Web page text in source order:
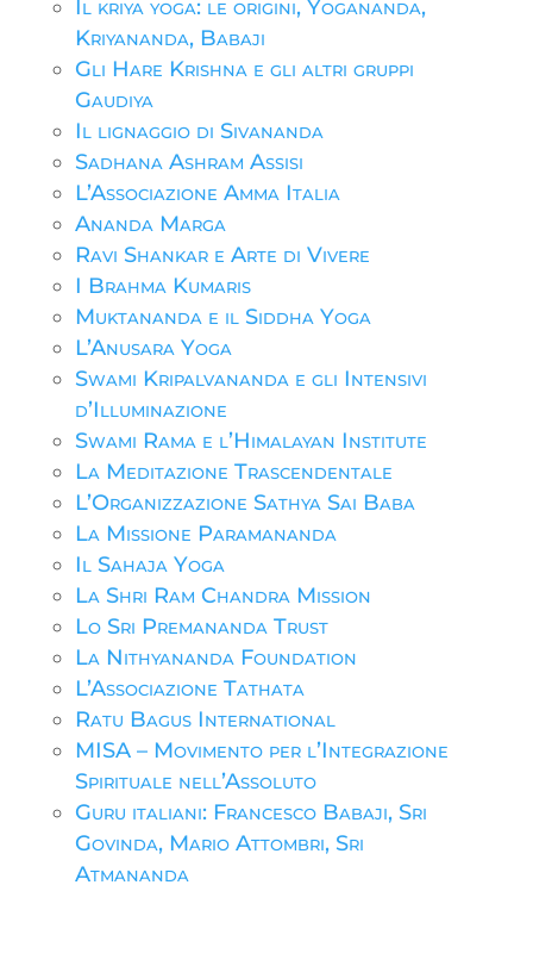
Il kriya yoga: le origini, Yogananda,
Kriyananda, Babaji
Gli Hare Krishna e gli altri gruppi
Gaudiya
Il lignaggio di Sivananda
Sadhana Ashram Assisi
L’Associazione Amma Italia
Ananda Marga
Ravi Shankar e Arte di Vivere
I Brahma Kumaris
Muktananda e il Siddha Yoga
L’Anusara Yoga
Swami Kripalvananda e gli Intensivi
d’Illuminazione
Swami Rama e l’Himalayan Institute
La Meditazione Trascendentale
L’Organizzazione Sathya Sai Baba
La Missione Paramananda
Il Sahaja Yoga
La Shri Ram Chandra Mission
Lo Sri Premananda Trust
La Nithyananda Foundation
L’Associazione Tathata
Ratu Bagus International
MISA – Movimento per l’Integrazione
Spirituale nell’Assoluto
Guru italiani: Francesco Babaji, Sri
Govinda, Mario Attombri, Sri
Atmananda